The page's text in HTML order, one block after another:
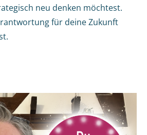
neu denken möchtest.
für deine Zukunft